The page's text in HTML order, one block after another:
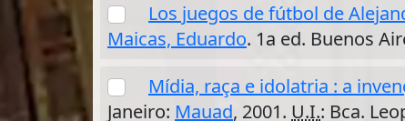
Los juegos de fútbol de
Maicas, Eduardo. 1a ed. Buenos
Mídia, raça e idolatria : a
Janeiro: Mauad, 2001. U.I.: Bca.